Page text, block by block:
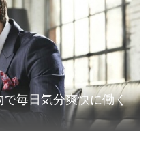
毎日気分爽快に働く